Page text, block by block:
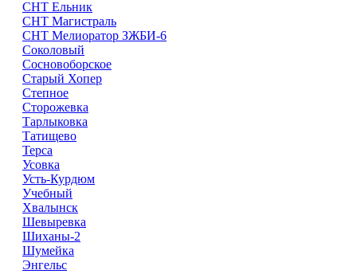
СНТ Ельник
СНТ Магистраль
СНТ Мелиоратор ЗЖБИ-6
Соколовый
Сосновоборское
Старый Хопер
Степное
Сторожевка
Тарлыковка
Татищево
Терса
Усовка
Усть-Курдюм
Учебный
Хвалынск
Шевыревка
Шиханы-2
Шумейка
Энгельс